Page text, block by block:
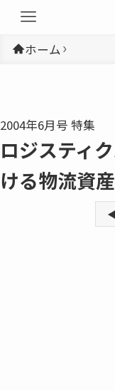
ホーム
2004年6月号 特集
ロジスティ
ける物流資